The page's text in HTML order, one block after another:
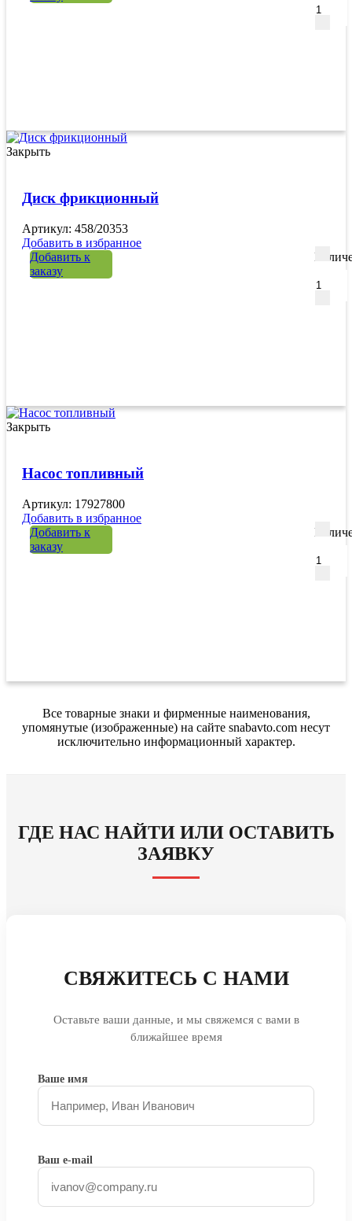
Закрыть
Диск фрикционный
Артикул: 458/20353
Добавить в избранное
Добавить к
заказу
Закрыть
Насос топливный
Артикул: 17927800
Добавить в избранное
Добавить к
заказу
Все товарные знаки и фирменные наименования,
упомянутые (изображенные) на сайте snabavto.com несут
исключительно информационный характер.
ГДЕ НАС НАЙТИ ИЛИ ОСТАВИТЬ
ЗАЯВКУ
СВЯЖИТЕСЬ С НАМИ
Оставьте ваши данные, и мы свяжемся с вами в
ближайшее время
Ваше имя
Ваш e-mail